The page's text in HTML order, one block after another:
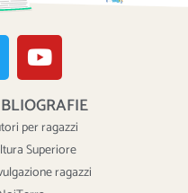
Y
o
u
t
u
b
e
per ragazzi
Superiore
ragazzi